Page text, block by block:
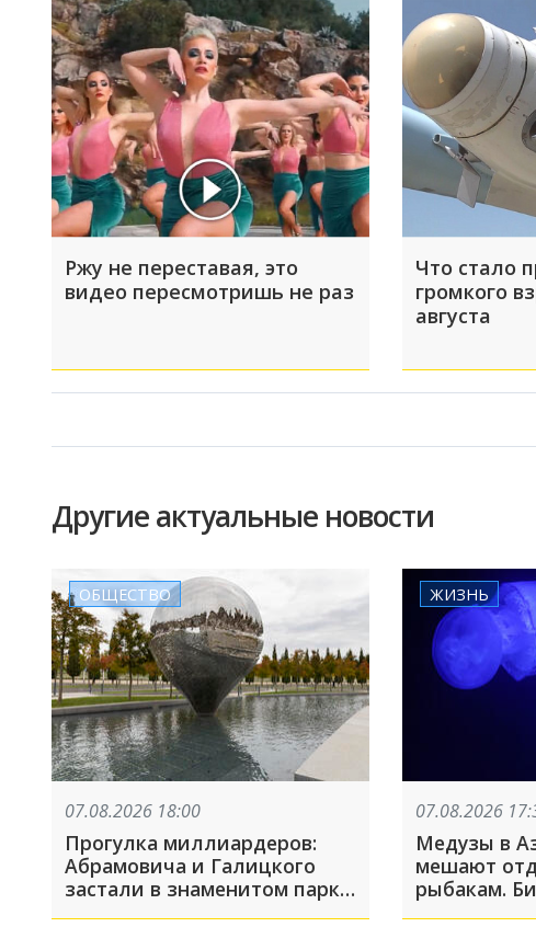
Ржу не переставая, это
видео пересмотришь не раз
Что стало
громкого
августа
Другие актуальные новости
ОБЩЕСТВО
07.08.2026 18:00
Прогулка миллиардеров:
Абрамовича и Галицкого
застали в знаменитом парке
Краснодара
ЖИЗНЬ
07.08.2026
Медузы в
мешают
рыбакам.
достигает